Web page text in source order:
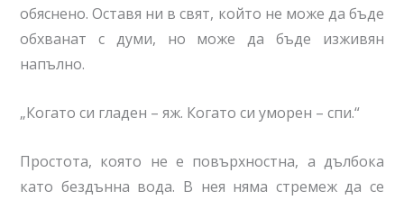
обяснено. Оставя ни в свят, който не може да бъде
обхванат с думи, но може да бъде изживян
напълно.
„Когато си гладен – яж. Когато си уморен – спи.“
Простота, която не е повърхностна, а дълбока
като бездънна вода. В нея няма стремеж да се